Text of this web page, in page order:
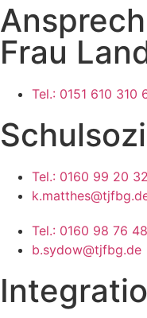
Frau
Tel.: 0151 610 310
Tel.: 0160 99 20
Tel.: 0160 98 76
b.sydow@tjfbg.de